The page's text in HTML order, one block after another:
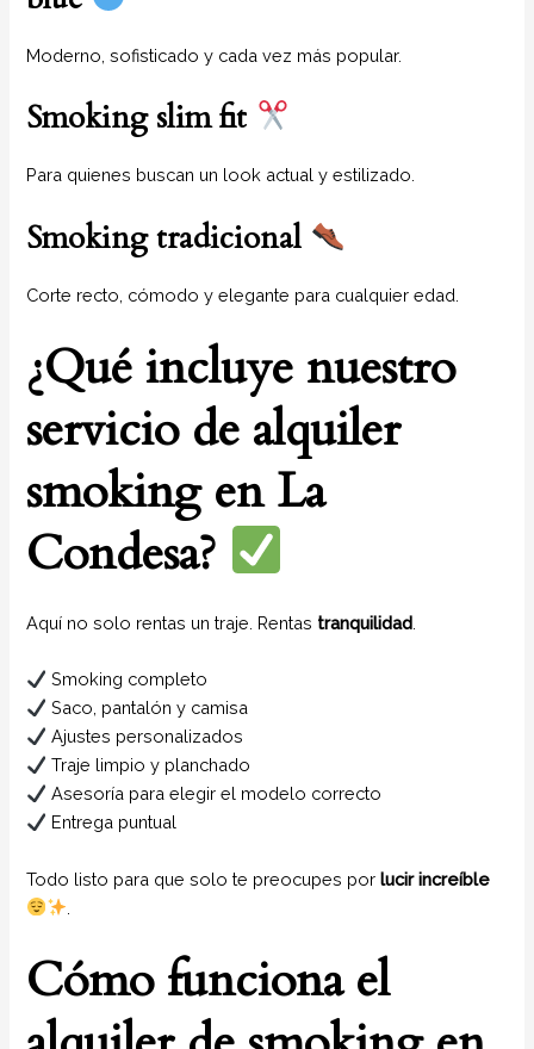
Moderno, sofisticado y cada vez más popular.
Smoking slim fit
Para quienes buscan un look actual y estilizado.
Smoking tradicional
Corte recto, cómodo y elegante para cualquier edad.
¿Qué incluye nuestro
servicio de alquiler
smoking en La
Condesa?
Aquí no solo rentas un traje. Rentas tranquilidad
Smoking completo
Saco, pantalón y camisa
Ajustes personalizados
Traje limpio y planchado
Asesoría para elegir el modelo correcto
Entrega puntual
Todo listo para que solo te preocupes porlucir increíble
Cómo funciona el